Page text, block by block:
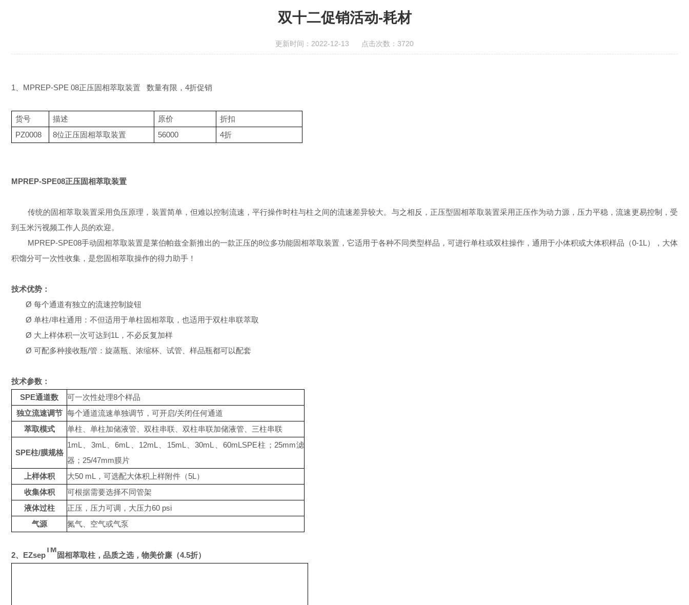
双十二促销活动-耗材
更新时间：2022-12-13 点击次数：3720
1 MPREP-SPE 08正压固相萃取装置 数量有限， 4折促销
货号 描述 原价
折扣
PZ0008
8位正压固相萃取装置 56000 4折
MPREP-SPE08正压固相萃取装置
传统的固相萃取装置采用负压原理，装置简单，但难以控制流速，平行操作时柱与柱之间的流速差异较大。与之相反，正压型固相萃取装置采用正压作为动力源，压力平稳，流速更易控制，受
到玉米污视频工作人员的欢迎。
MPREP-SPE08手动固相萃取装置是莱伯帕兹全新推出的一款正压的8位多功能固相萃取装置，它适用于各种不同类型样品，可进行单柱或双柱操作，通用于小体积或大体积样品（0-1L），大体
积馏分可一次性收集，是您固相萃取操作的得力助手！
技术优势：
Ø 每个通道有独立的流速控制旋钮
Ø 单柱/串柱通用：不但适用于单柱固相萃取，也适用于双柱串联萃取
Ø 大上样体积一次可达到 1L ，不必反复加样
Ø 可配多种接收瓶/管：旋蒸瓶、浓缩杯、试管、样品瓶都可以配套
技术参数：
SPE通道数 可一次性处理8个样品
独立流速调节 每个通道流速单独调节，可开启/关闭任何通道
萃取模式
单柱、单柱加储液管、双柱串联、双柱串联加储液管、三柱串联
SPE柱/膜规格
1mL 3mL 、6mL 12mL 15mL 、30mL 、60mLSPE柱； 25mm滤
器； 25/47mm膜片
上样体积
大50 mL ，可选配大体积上样附件（5L）
收集体积
可根据需要选择不同管架
液体过柱
正压，压力可调，大压力60 psi
气源
氮气、空气或气泵
2、 EZsep
TM
固相萃取柱，品质之选 ， 物美价廉 （4.5折）